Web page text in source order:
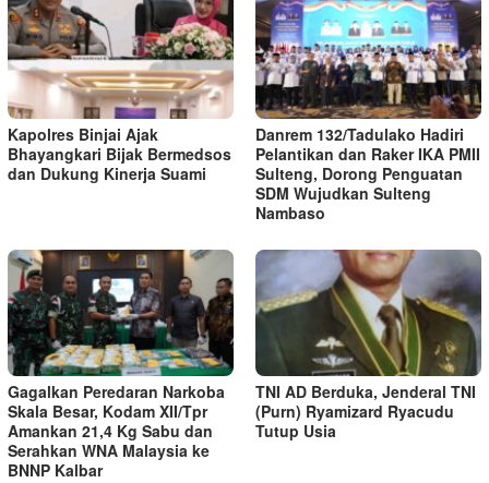
Kapolres Binjai Ajak
Bhayangkari Bijak Bermedsos
dan Dukung Kinerja Suami
Danrem 132/Tadulako Hadiri
Pelantikan dan Raker IKA PMII
Sulteng, Dorong Penguatan
SDM Wujudkan Sulteng
Nambaso
Gagalkan Peredaran Narkoba
Skala Besar, Kodam XII/Tpr
Amankan 21,4 Kg Sabu dan
Serahkan WNA Malaysia ke
BNNP Kalbar
TNI AD Berduka, Jenderal TNI
(Purn) Ryamizard Ryacudu
Tutup Usia